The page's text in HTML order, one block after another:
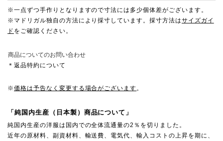
※一点ずつ手作りとなりますので寸法には多少個体差がございます。
※マドリガル独自の方法により採寸しています。採寸方法はサイズガイ
ド をご確認ください。
商品についてのお問い合わせ
＊返品特約について
※価格は予告なく変更する場合がございます 。
「純国内生産（日本製）商品について」
純国内生産の洋服は国内での全体流通量の2％を切りました。
近年の原材料、副資材料、輸送費、電気代、輸入コストの上昇を期に、